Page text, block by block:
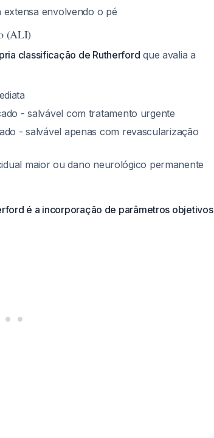
extensa envolvendo o pé
(ALI)
classificação de Rutherford que avalia a
- salvável com tratamento urgente
- salvável apenas com revascularização
maior ou dano neurológico permanente
é a incorporação de parâmetros objetivos